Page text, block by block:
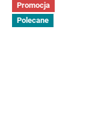
Promocja
Polecane